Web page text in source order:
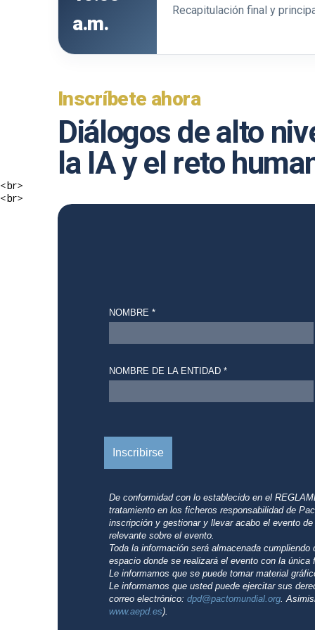
a.m.
Recapitulación final y
Inscríbete ahora
Diálogos de alto
la IA y el reto
<br>
<br>